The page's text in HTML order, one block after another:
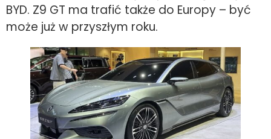
BYD. Z9 GT ma trafić także do Europy – być
może już w przyszłym roku.